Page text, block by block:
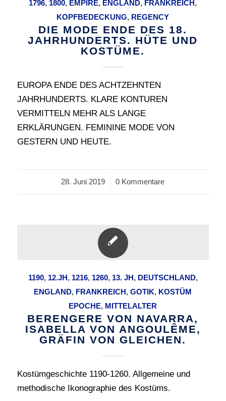
1796, 1800, EMPIRE, ENGLAND, FRANKREICH,
KOPFBEDECKUNG, REGENCY
DIE MODE ENDE DES 18.
JAHRHUNDERTS. HÜTE UND
KOSTÜME.
EUROPA ENDE DES ACHTZEHNTEN
JAHRHUNDERTS. KLARE KONTUREN
VERMITTELN MEHR ALS LANGE
ERKLÄRUNGEN. FEMININE MODE VON
GESTERN UND HEUTE.
28. Juni 2019
/ 0 Kommentare
1190, 12.JH, 1216, 1260, 13. JH, DEUTSCHLAND,
ENGLAND, FRANKREICH,GOTIK, KOSTÜM
EPOCHE, MITTELALTER
BERENGERE VON NAVARRA,
ISABELLA VON ANGOULÊME,
GRÄFIN VON GLEICHEN.
Kostümgeschichte 1190-1260. Allgemeine und
methodische Ikonographie des Kostüms.